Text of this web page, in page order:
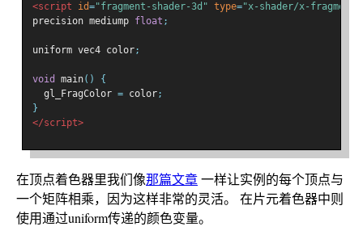
<script
id="fragment-shader-3d" type="x-shader/x-fragment"
precision mediump float ;
uniform vec4 color;
void main()
{
  gl_FragColor
= color;
}
</script>
在顶点着色器里我们像那篇文章一样让实例的每个顶点与
一个矩阵相乘，因为这样非常的灵活。 在片元着色器中则
使用通过uniform传递的颜色变量。